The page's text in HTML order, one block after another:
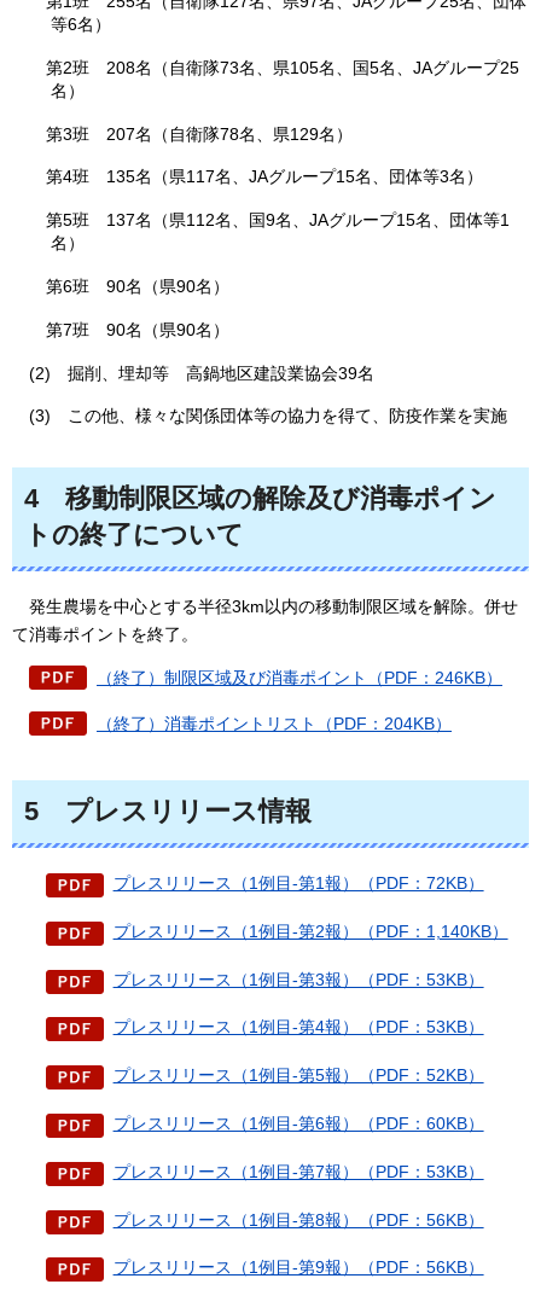
等6名）
第2班 208名（自衛隊73名、県105名、国5名、JAグループ25
名）
第3班 207名（自衛隊78名、県129名）
第4班 135名（県117名、JAグループ15名、団体等3名）
第5班
137名（県112名、国9名、JAグループ15名、団体等1
名）
第6班 90名（県90名）
第7班 90名（県90名）
(2) 掘削、埋却等 高鍋地区建設業協会39名
(3) この他、様々な関係団体等の協力を得て、防疫作業を実施
4
移動制限区域の解除及び消毒ポイン
トの終了について
発生農場を中心とする半径3km以内の移動制限区域を解除。併せ
て消毒ポイントを終了。
（終了）制限区域及び消毒ポイント（PDF：246KB）
（終了）消毒ポイントリスト（PDF：204KB）
5 プレスリリース情報
プレスリリース（1例目-第1報）（PDF：72KB）
プレスリリース（1例目-第2報）（PDF：1,140KB）
プレスリリース（1例目-第3報）（PDF：53KB）
プレスリリース（1例目-第4報）（PDF：53KB）
プレスリリース（1例目-第5報）（PDF：52KB）
プレスリリース（1例目-第6報）（PDF：60KB）
プレスリリース（1例目-第7報）（PDF：53KB）
プレスリリース（1例目-第8報）（PDF：56KB）
プレスリリース（1例目-第9報）（PDF：56KB）